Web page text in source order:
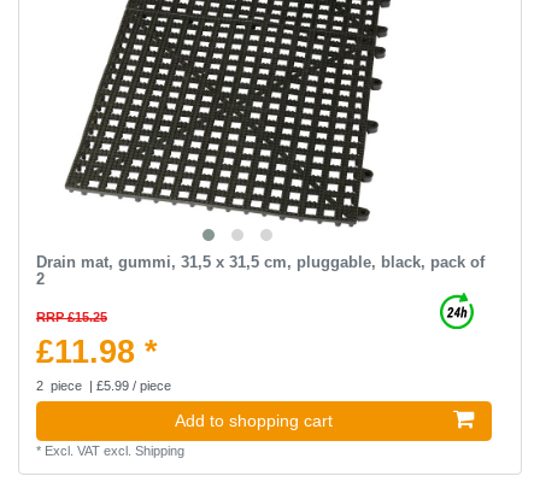
Drain mat, gummi, 31,5 x 31,5 cm, pluggable, black, pack of
2
RRP £15.25
£11.98 *
2 piece | £5.99 / piece
Add to shopping cart
* Excl. VATexcl. Shipping